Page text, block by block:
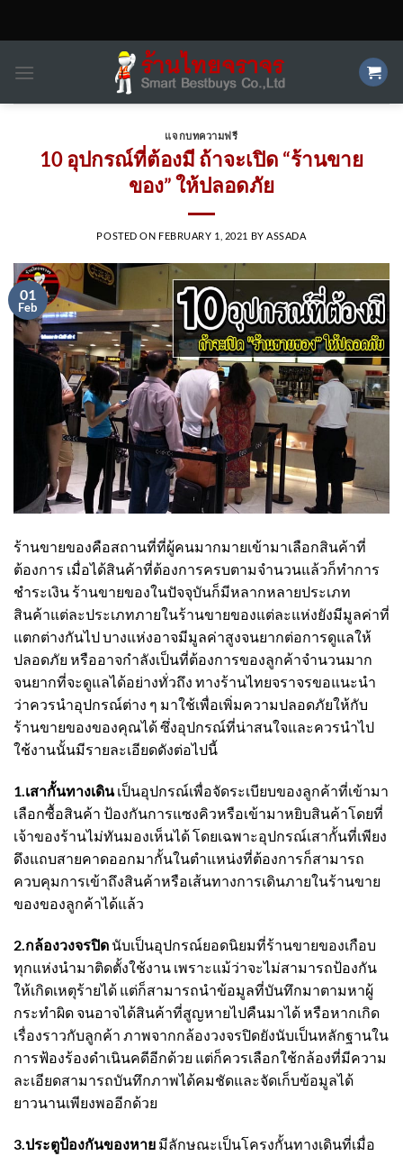
แจกบทความฟรี
10 อุปกรณ์ที่ต้องมี ถ้าจะเปิด “ร้านขาย
ของ” ให้ปลอดภัย
POSTED ON FEBRUARY 1, 2021 BY ASSADA
01
Feb
ร้านขายของคือสถานที่ที่ผู้คนมากมายเข้ามาเลือกสินค้าที่
ต้องการ เมื่อได้สินค้าที่ต้องการครบตามจำนวนแล้วก็ทำการ
ชำระเงิน ร้านขายของในปัจจุบันก็มีหลากหลายประเภท
สินค้าแต่ละประเภทภายในร้านขายของแต่ละแห่งยังมีมูลค่าที่
แตกต่างกันไป บางแห่งอาจมีมูลค่าสูงจนยากต่อการดูแลให้
ปลอดภัย หรืออาจกำลังเป็นที่ต้องการของลูกค้าจำนวนมาก
จนยากที่จะดูแลได้อย่างทั่วถึง ทางร้านไทยจราจรขอแนะนำ
ว่าควรนำอุปกรณ์ต่าง ๆ มาใช้เพื่อเพิ่มความปลอดภัยให้กับ
ร้านขายของของคุณได้ ซึ่งอุปกรณ์ที่น่าสนใจและควรนำไป
ใช้งานนั้นมีรายละเอียดดังต่อไปนี้
1.เสากั้นทางเดินเป็นอุปกรณ์เพื่อจัดระเบียบของลูกค้าที่เข้ามา
เลือกซื้อสินค้า ป้องกันการแซงคิวหรือเข้ามาหยิบสินค้าโดยที่
เจ้าของร้านไม่ทันมองเห็นได้ โดยเฉพาะอุปกรณ์เสากั้นที่เพียง
ดึงแถบสายคาดออกมากั้นในตำแหน่งที่ต้องการก็สามารถ
ควบคุมการเข้าถึงสินค้าหรือเส้นทางการเดินภายในร้านขาย
ของของลูกค้าได้แล้ว
2.กล้องวงจรปิด นับเป็นอุปกรณ์ยอดนิยมที่ร้านขายของเกือบ
ทุกแห่งนำมาติดตั้งใช้งาน เพราะแม้ว่าจะไม่สามารถป้องกัน
ให้เกิดเหตุร้ายได้ แต่ก็สามารถนำข้อมูลที่บันทึกมาตามหาผู้
กระทำผิด จนอาจได้สินค้าที่สูญหายไปคืนมาได้ หรือหากเกิด
เรื่องราวกับลูกค้า ภาพจากกล้องวงจรปิดยังนับเป็นหลักฐานใน
การฟ้องร้องดำเนินคดีอีกด้วย แต่ก็ควรเลือกใช้กล้องที่มีความ
ละเอียดสามารถบันทึกภาพได้คมชัดและจัดเก็บข้อมูลได้
ยาวนานเพียงพออีกด้วย
3.ประตูป้องกันของหาย มีลักษณะเป็นโครงกั้นทางเดินที่เมื่อ